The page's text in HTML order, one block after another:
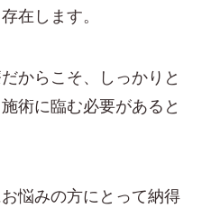
在します。
からこそ、しっかりと
術に臨む必要があると
悩みの方にとって納得